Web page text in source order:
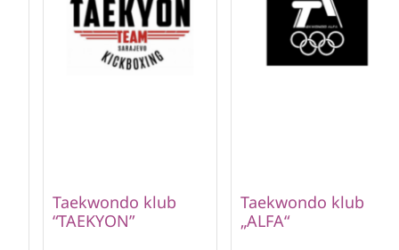
Taekwondo klub
“TAEKYON”
Taekwondo klub
„ALFA“